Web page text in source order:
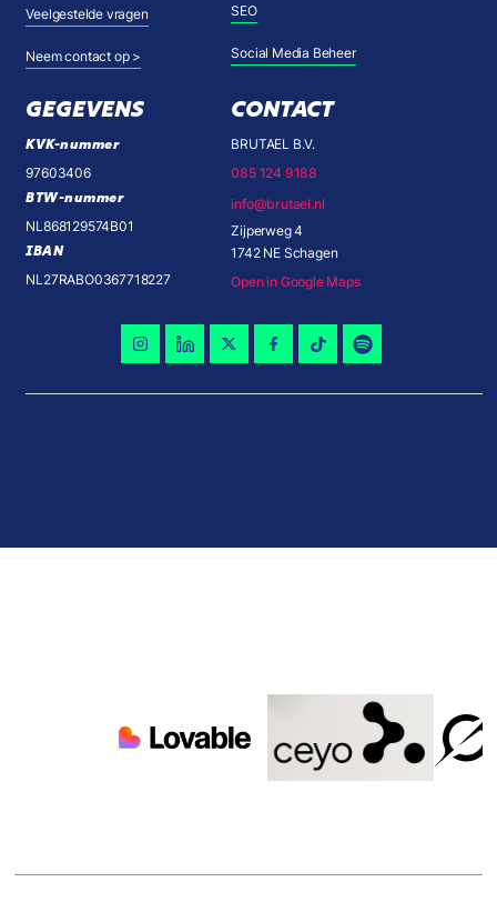
Veelgestelde vragen
Neem contact op >
SEO
Social Media Beheer
GEGEVENS
KVK-nummer
97603406
BTW-nummer
NL868129574B01
IBAN
NL27RABO0367718227
CONTACT
BRUTAEL B.V.
085 124 9188
info@brutael.nl
Zijperweg 4
1742 NE Schagen
Open in Google Maps